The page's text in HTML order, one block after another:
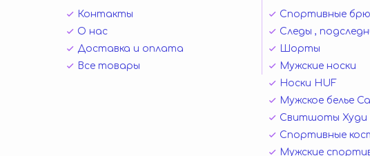
Контакты
О нас
Доставка и оплата
Все товары
Спортивные
Следы ,
Шорты
Мужские носки
Носки HUF
Мужское белье
Свитшоты Худи
Спортивные
Мужские